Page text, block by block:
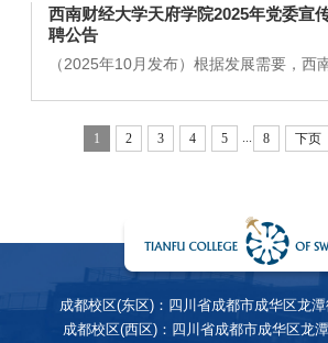
心开发与方案设计：负责ED可穿戴检测
智能医疗设备硬件全流程开发，保障产品
据项目需求制定硬件技术方案、设计接
西南财经大学天府学院2025年党委宣
聘公告
（2025年10月发布）根据发展需要，西
项如下：一、招聘岗位西南财经大学天
工作人员（绵阳校区1名）二、招聘条件
招聘人数招聘要求党委宣传部工作人员
1 2 3 4 5 8 下页
成都校区(东区)：四川省成都市成华区龙
成都校区(西区)：四川省成都市成华区龙